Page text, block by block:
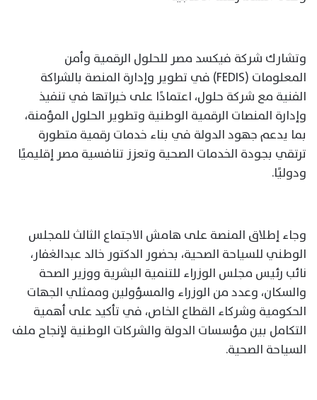
وتشارك شركة فيكسد مصر للحلول الرقمية وأمن
المعلومات (FEDIS) في تطوير وإدارة المنصة بالشراكة
الفنية مع شركة حلول، اعتمادًا على خبراتها في تنفيذ
وإدارة المنصات الرقمية الوطنية وتطوير الحلول المؤمنة،
بما يدعم جهود الدولة في بناء خدمات رقمية متطورة
ترتقي بجودة الخدمات الصحية وتعزز تنافسية مصر إقليميًا
ودوليًا.
وجاء إطلاق المنصة على هامش الاجتماع الثالث للمجلس
الوطني للسياحة الصحية، بحضور الدكتور خالد عبدالغفار،
نائب رئيس مجلس الوزراء للتنمية البشرية ووزير الصحة
والسكان، وعدد من الوزراء والمسؤولين وممثلي الجهات
الحكومية وشركاء القطاع الخاص، في تأكيد على أهمية
التكامل بين مؤسسات الدولة والشركات الوطنية لإنجاح ملف
السياحة الصحية.